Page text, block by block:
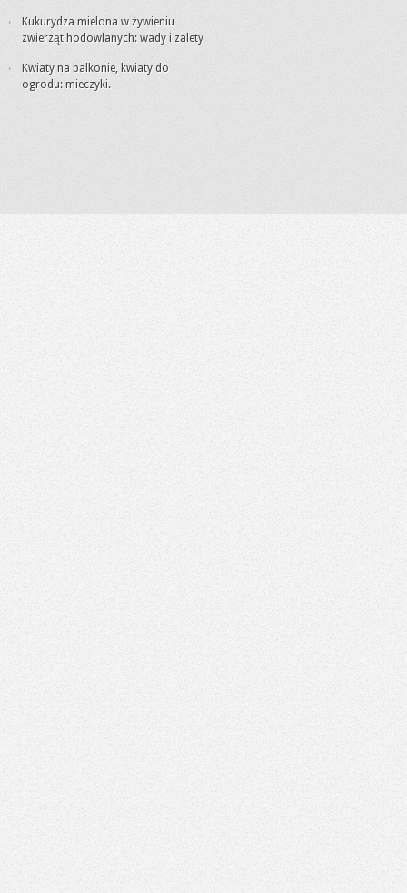
Kukurydza mielona w żywieniu
zwierząt hodowlanych: wady i zalety
Kwiaty na balkonie, kwiaty do
ogrodu: mieczyki.